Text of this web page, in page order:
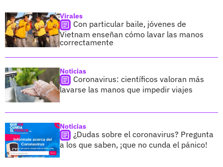
Virales
Con particular baile, jóvenes de
Vietnam enseñan cómo lavar las manos
correctamente
Noticias
Coronavirus: científicos valoran más
lavarse las manos que impedir viajes
Noticias
¿Dudas sobre el coronavirus? Pregunta
a los que saben, ¡que no cunda el pánico!